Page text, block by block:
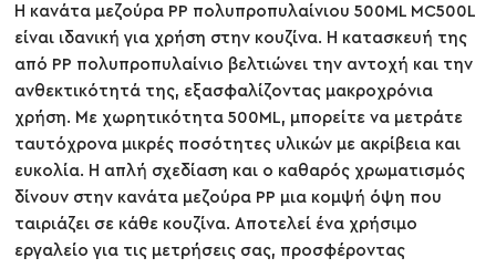
Η κανάτα μεζούρα PP πολυπροπυλαίνιου 500ML MC500L
είναι ιδανική για χρήση στην κουζίνα. Η κατασκευή της
από PP πολυπροπυλαίνιο βελτιώνει την αντοχή και την
ανθεκτικότητά της, εξασφαλίζοντας μακροχρόνια
χρήση. Με χωρητικότητα 500ML, μπορείτε να μετράτε
ταυτόχρονα μικρές ποσότητες υλικών με ακρίβεια και
ευκολία. Η απλή σχεδίαση και ο καθαρός χρωματισμός
δίνουν στην κανάτα μεζούρα PP μια κομψή όψη που
ταιριάζει σε κάθε κουζίνα. Αποτελεί ένα χρήσιμο
εργαλείο για τις μετρήσεις σας, προσφέροντας